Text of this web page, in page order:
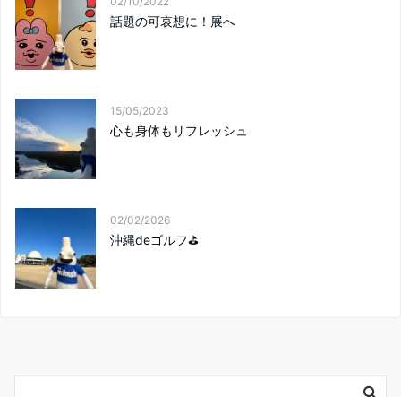
話題の可哀想に！展へ
15/05/2023
心も身体もリフレッシュ
02/02/2026
沖縄deゴルフ⛳️